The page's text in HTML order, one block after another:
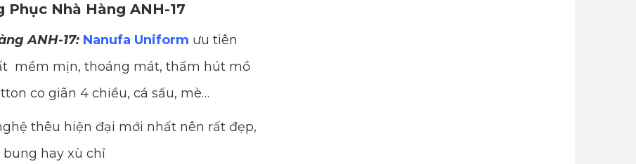
Nhà Hàng ANH-17
ANH-17: Nanufa Uniform ưu tiên
mềm mịn, thoáng mát, thấm hút mồ
co giãn 4 chiều, cá sấu, mè…
thêu hiện đại mới nhất nên rất đẹp,
hay xù chỉ